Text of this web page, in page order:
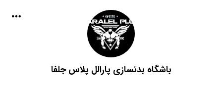
باشگاه بدنسازی پارالل پلاس جلفا